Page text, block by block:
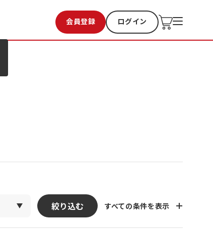
会員登録 ログイン
お気に入り 過去購入
絞り込む すべての条件を表示